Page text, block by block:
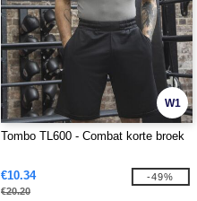
W1
Tombo TL600 - Combat korte broek
€10.34
€20.20
-49%